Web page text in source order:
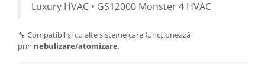
Luxury HVAC • GS12000 Monster 4 HVAC
🔧 Compatibil și cu alte sisteme care funcționează
prin nebulizare/atomizare.